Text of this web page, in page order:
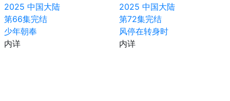
2025 中国大陆
第66集完结
少年朝奉
内详
2025 中国大陆
第72集完结
风停在转身时
内详